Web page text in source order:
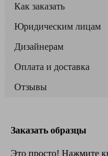
Как заказать
Юридическим лицам
Дизайнерам
Оплата и доставка
Отзывы
Заказать образцы
Это просто! Нажмите